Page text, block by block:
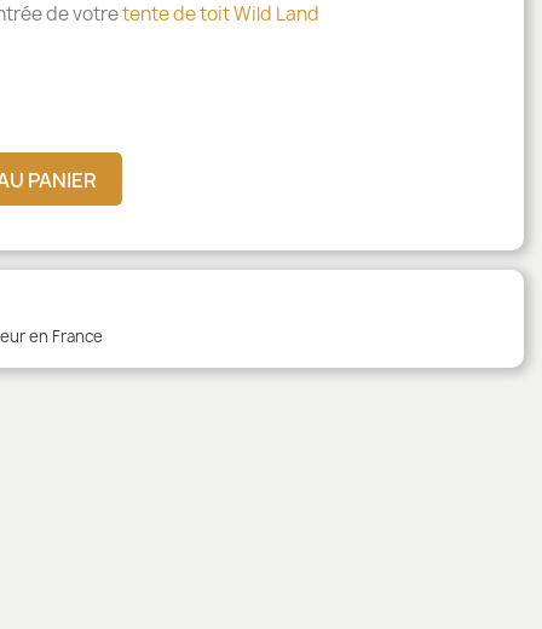
de votretente de toit Wild Land
PANIER
en France